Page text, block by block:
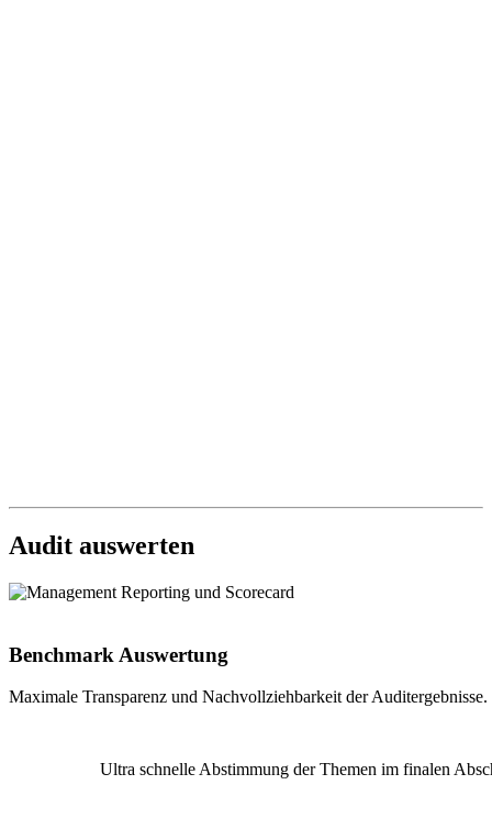
Audit auswerten
Benchmark Auswertung
Maximale Transparenz und Nachvollziehbarkeit der Auditergebnisse.
Ultra schnelle Abstimmung der Themen im finalen